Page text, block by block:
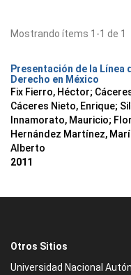
Mostrando ítems 1-1 de 1
Presentación de la Línea
Derecho en México
Fix Fierro, Héctor;
Cáceres Nieto, Enrique;
Innamorato, Mauricio;
Hernández Martínez,
Alberto
2011
Otros Sitios
Universidad Nacional